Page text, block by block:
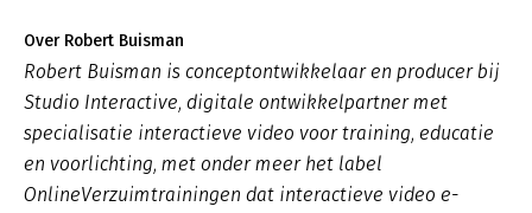
Over Robert Buisman
Robert Buisman is conceptontwikkelaar en producer bij
Studio Interactive, digitale ontwikkelpartner met
specialisatie interactieve video voor training, educatie
en voorlichting, met onder meer het label
OnlineVerzuimtrainingen dat interactieve video e-